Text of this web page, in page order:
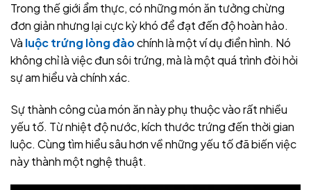
Trong thế giới ẩm thực, có những món ăn tưởng chừng
đơn giản nhưng lại cực kỳ khó để đạt đến độ hoàn hảo.
Và luộc trứng lòng đàochính là một ví dụ điển hình. Nó
không chỉ là việc đun sôi trứng, mà là một quá trình đòi hỏi
sự am hiểu và chính xác.
Sự thành công của món ăn này phụ thuộc vào rất nhiều
yếu tố. Từ nhiệt độ nước, kích thước trứng đến thời gian
luộc. Cùng tìm hiểu sâu hơn về những yếu tố đã biến việc
này thành một nghệ thuật.